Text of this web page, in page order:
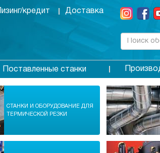
кредит Доставка
Поставленные станки
СТАНКИ И ОБОРУДОВАНИЕ ДЛЯ
ТЕРМИЧЕСКОЙ РЕЗКИ